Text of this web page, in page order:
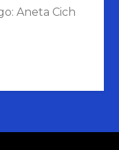
Aneta Cich